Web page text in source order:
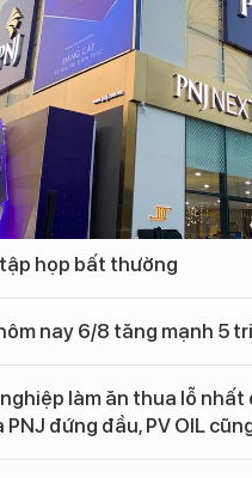
họp bất thường
nay 6/8 tăng mạnh 5
làm ăn thua lỗ nhất
PNJ đứng đầu, PV OIL